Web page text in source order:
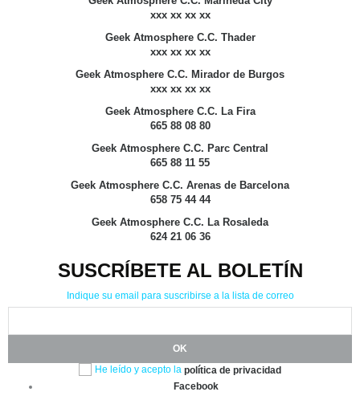
xxx xx xx xx
Geek Atmosphere C.C. Thader
xxx xx xx xx
Geek Atmosphere C.C. Mirador de Burgos
xxx xx xx xx
Geek Atmosphere C.C. La Fira
665 88 08 80
Geek Atmosphere C.C. Parc Central
665 88 11 55
Geek Atmosphere C.C. Arenas de Barcelona
658 75 44 44
Geek Atmosphere C.C. La Rosaleda
624 21 06 36
SUSCRÍBETE AL BOLETÍN
Indique su email para suscribirse a la lista de correo
He leído y acepto la política de privacidad
Facebook